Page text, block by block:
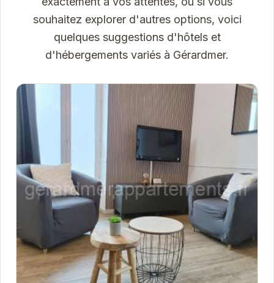
souhaitez explorer d'autres options, voici
quelques suggestions d'hôtels et
d'hébergements variés à Gérardmer.